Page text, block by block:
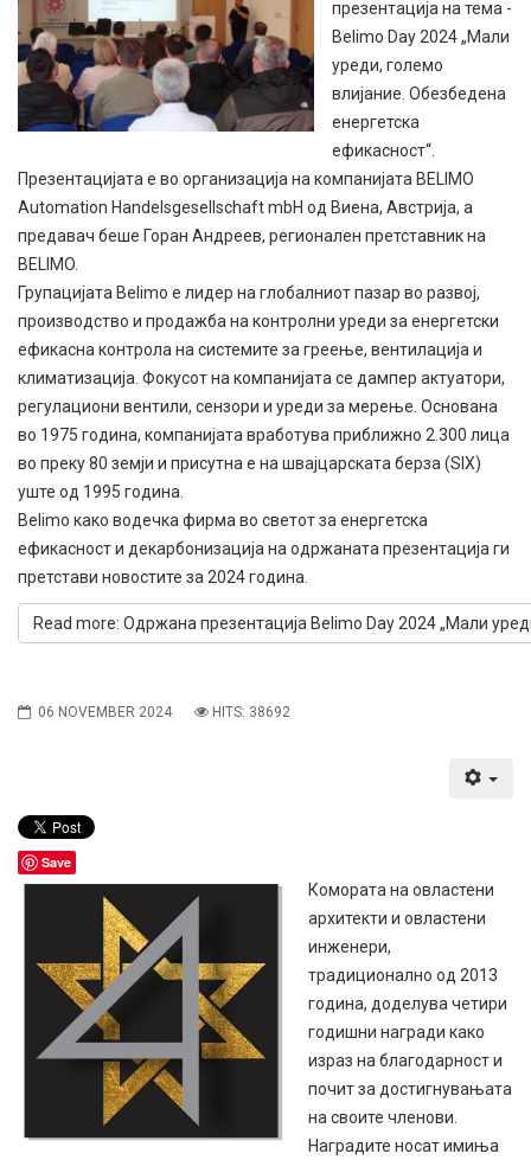
презентација на тема -
Belimo Day 2024 „Мали
уреди, големо
влијание. Обезбедена
енергетска
ефикасност“.
Презентацијата е во организација на компанијата BELIMO
Automation Handelsgesellschaft mbH од Виена, Австрија, а
предавач беше Горан Андреев, регионален претставник на
BELIMO.
Групацијата Belimo е лидер на глобалниот пазар во развој,
производство и продажба на контролни уреди за енергетски
ефикасна контрола на системите за греење, вентилација и
климатизација. Фокусот на компанијата се дампер актуатори,
регулациони вентили, сензори и уреди за мерење. Основана
во 1975 година, компанијата вработува приближно 2.300 лица
во преку 80 земји и присутна е на швајцарската берза (SIX)
уште од 1995 година.
Belimo како водечка фирма во светот за енергетска
ефикасност и декарбонизација на одржаната презентација ги
претстави новостите за 2024 година.
Read more: Одржана презентација Belimo Day 2024 „Мали
06 NOVEMBER 2024 HITS: 38692
Save
Комората на овластени
архитекти и овластени
инженери,
традиционално од 2013
година, доделува четири
годишни награди како
израз на благодарност и
почит за достигнувањата
на своите членови.
Наградите носат имиња